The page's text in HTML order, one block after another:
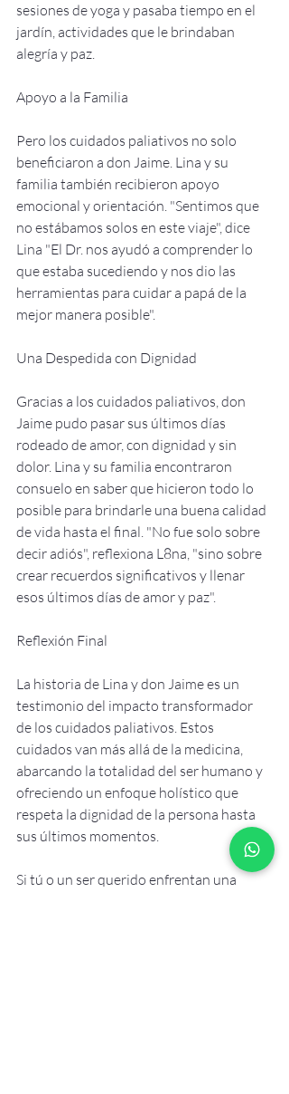
sesiones de yoga y pasaba tiempo en el
jardín, actividades que le brindaban
alegría y paz.
Apoyo a la Familia
Pero los cuidados paliativos no solo
beneficiaron a don Jaime. Lina y su
familia también recibieron apoyo
emocional y orientación. "Sentimos que
no estábamos solos en este viaje", dice
Lina "El Dr. nos ayudó a comprender lo
que estaba sucediendo y nos dio las
herramientas para cuidar a papá de la
mejor manera posible".
Una Despedida con Dignidad
Gracias a los cuidados paliativos, don
Jaime pudo pasar sus últimos días
rodeado de amor, con dignidad y sin
dolor. Lina y su familia encontraron
consuelo en saber que hicieron todo lo
posible para brindarle una buena calidad
de vida hasta el final. "No fue solo sobre
decir adiós", reflexiona L8na, "sino sobre
crear recuerdos significativos y llenar
esos últimos días de amor y paz".
Reflexión Final
La historia de Lina y don Jaime es un
testimonio del impacto transformador
de los cuidados paliativos. Estos
cuidados van más allá de la medicina,
abarcando la totalidad del ser humano y
ofreciendo un enfoque holístico que
respeta la dignidad de la persona hasta
sus últimos momentos.
Si tú o un ser querido enfrentan una